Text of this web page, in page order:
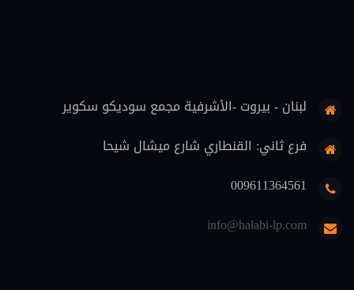
تنفيذ (6)
منهجية قانونية (4)
اثبات (4)
لبنان - بيروت -الأشرفية مجمع سوديكو سكوير
فرع ثاني: القنطاري شارع ميشال شيحا
009611364561
info@halabi-lp.com